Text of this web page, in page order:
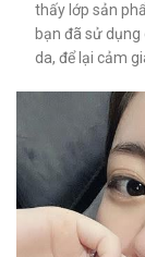
thấy lớp sản
bạn đã sử
da, để lại cảm